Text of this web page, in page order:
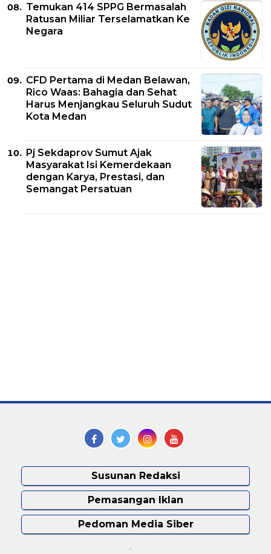
Temukan 414 SPPG Bermasalah
Ratusan Miliar Terselamatkan Ke
Negara
CFD Pertama di Medan Belawan,
Rico Waas: Bahagia dan Sehat
Harus Menjangkau Seluruh Sudut
Kota Medan
Pj Sekdaprov Sumut Ajak
Masyarakat Isi Kemerdekaan
dengan Karya, Prestasi, dan
Semangat Persatuan
Susunan Redaksi
Pemasangan Iklan
Pedoman Media Siber